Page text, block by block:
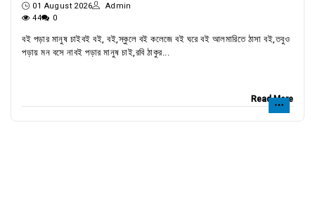
01 August 2026
Admin
44
0
বই পড়ার মানুষ চাইবই বই, বই,স্কুলে বই কলেজে বই ঘরে বই আলমারিতে ঠাসা বই,তবুও
পড়ায় মন বসে নাবই পড়ার মানুষ চাই,রবি ঠাকুর...
Read More